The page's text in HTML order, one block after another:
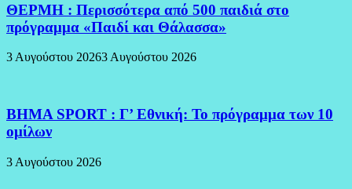
ΘΕΡΜΗ : Περισσότερα από 500 παιδιά στο
πρόγραμμα «Παιδί και Θάλασσα»
3 Αυγούστου 20263 Αυγούστου 2026
BHMA SPORT : Γ’ Εθνική: Το πρόγραμμα των 10
ομίλων
3 Αυγούστου 2026